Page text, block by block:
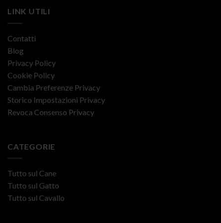
LINK UTILI
Contatti
Blog
Privacy Policy
Cookie Policy
Cambia Preferenze Privacy
Storico Impostazioni Privacy
Revoca Consenso Privacy
CATEGORIE
Tutto sul Cane
Tutto sul Gatto
Tutto sul Cavallo